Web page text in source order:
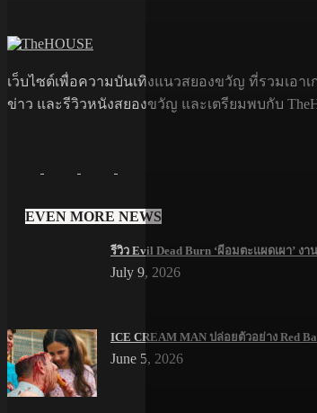
เว็บไซต์เพื่อความบันเทิงแนวสยองขวัญ ที่รวมเอ
ข่าว และรีวิวหนังสยองขวัญ และเตรียมพบกับ
EVEN MORE NEWS
รีวิว Evil Dead Burn ‘ผีอมตะแผดเผา’
July 9, 2026
ICE CREAM MAN ปล่อยตัวอย่าง Red
June 5, 2026